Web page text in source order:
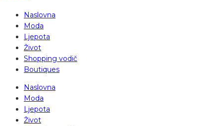
Naslovna
Moda
Ljepota
Život
Shopping vodič
Boutiques
Naslovna
Moda
Ljepota
Život